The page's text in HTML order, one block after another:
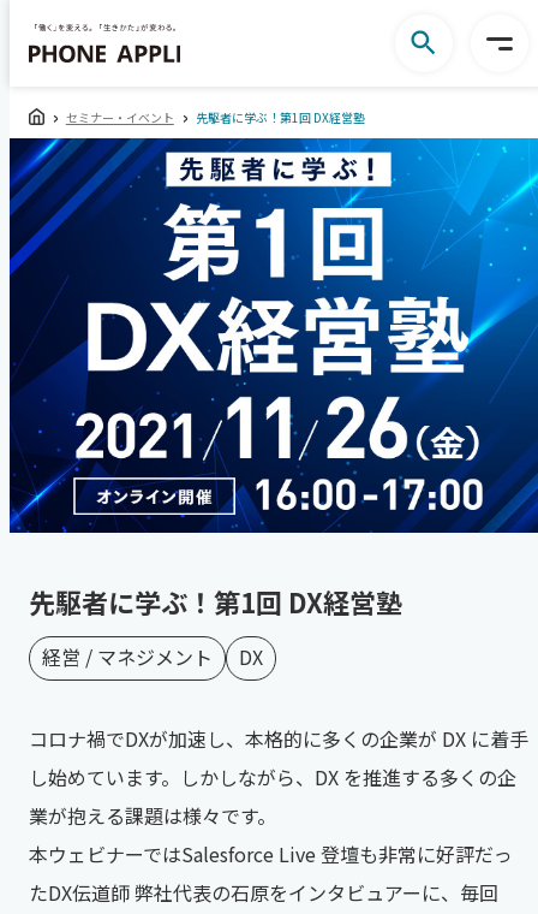
セミナー・イベント 先駆者に学ぶ！第1回 DX経営塾
先駆者に学ぶ！第1回 DX経営塾
経営 / マネジメント DX
コロナ禍でDXが加速し、本格的に多くの企業が DX に着手
し始めています。しかしながら、DX を推進する多くの企
業が抱える課題は様々です。
本ウェビナーではSalesforce Live 登壇も非常に好評だっ
たDX伝道師 弊社代表の石原をインタビュアーに、毎回